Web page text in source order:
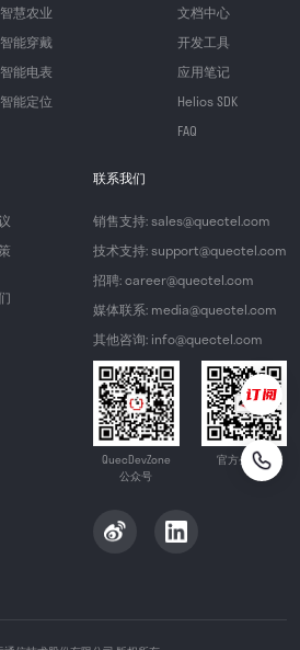
智慧农业
智能穿戴
智能电表
智能定位
文档中心
开发工具
应用笔记
Helios SDK
FAQ
联系我们
销售支持: sales@quectel.com
技术支持: support@quectel.com
招聘: career@quectel.com
媒体联系: media@quectel.com
其他咨询: info@quectel.com
QuecDevZone
公众号
官方公众号